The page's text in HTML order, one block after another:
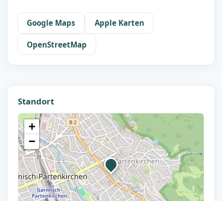
Google Maps Apple Karten
OpenStreetMap
Standort
+
−